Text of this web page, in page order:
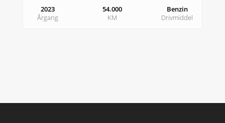
2023
Årgang
54.000
KM
Benzin
Drivmiddel